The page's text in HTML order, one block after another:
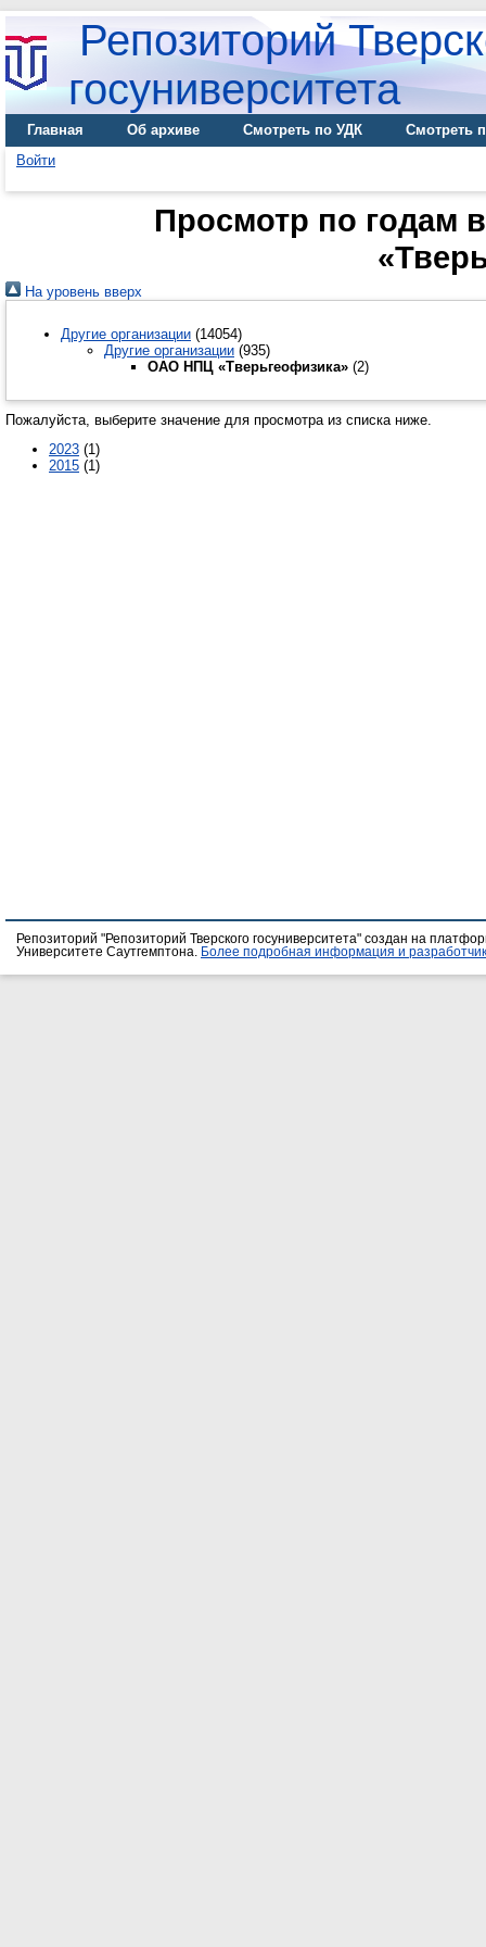
Репозиторий
госуниверситета
Главная Об архиве Смотреть по УДК
Смотреть
Войти
Просмотр по годам
На уровень вверх
Другие организации (14054)
Другие организации (935)
ОАО НПЦ «Тверьгеофизика» (2)
Пожалуйста, выберите значение для просмотра из списка ниже.
2023 (1)
2015 (1)
Репозиторий "Репозиторий Тверского госуниверситета" создан на
Университете Саутгемптона.
Более подробная информация и